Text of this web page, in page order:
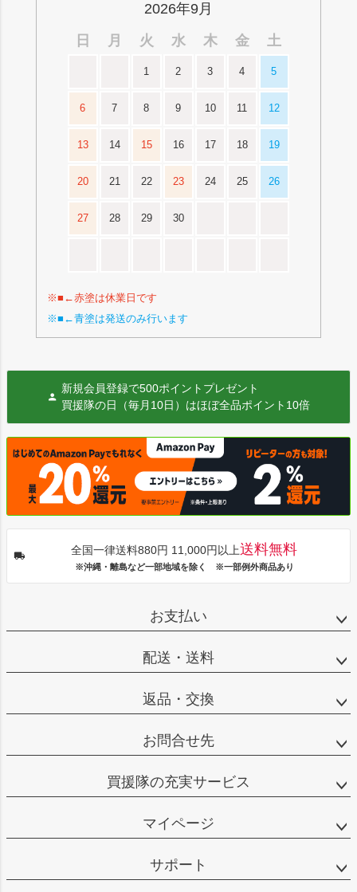
2026年9月
日
月 火 水 木 金 土
1 2 3 4 5
6 7 8 9 10 11 12
13 14 15 16 17 18 19
20 21 22 23 24 25 26
27 28 29 30
※■←赤塗は休業日です
※■←青塗は発送のみ行います
新規会員登録で500ポイントプレゼント
買援隊の日（毎月10日）はほぼ全品ポイント10倍
全国一律送料880円 11,000円以上送料無料
※沖縄・離島など一部地域を除く ※一部例外商品あり
お支払い
配送・送料
返品・交換
お問合せ先
買援隊の充実サービス
マイページ
サポート